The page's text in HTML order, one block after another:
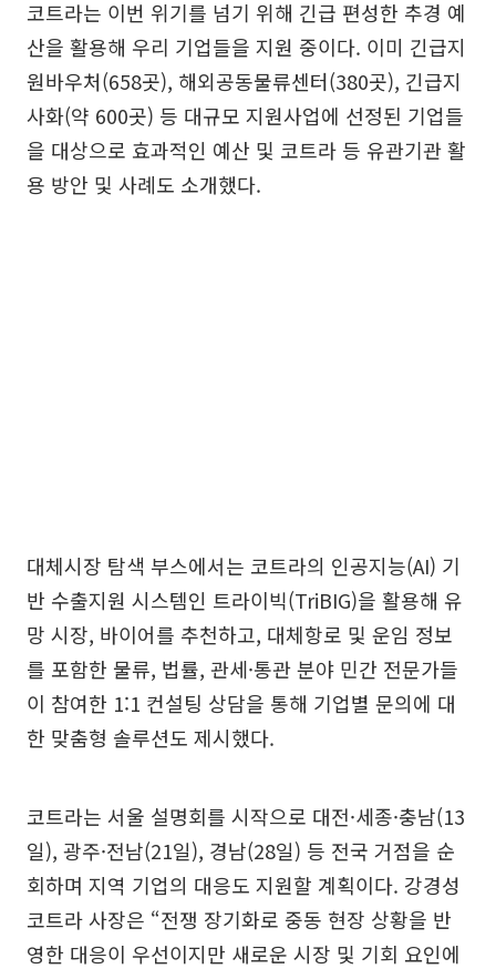
코트라는 이번 위기를 넘기 위해 긴급 편성한 추경 예
산을 활용해 우리 기업들을 지원 중이다. 이미 긴급지
원바우처(658곳), 해외공동물류센터(380곳), 긴급지
사화(약 600곳) 등 대규모 지원사업에 선정된 기업들
을 대상으로 효과적인 예산 및 코트라 등 유관기관 활
용 방안 및 사례도 소개했다.
대체시장 탐색 부스에서는 코트라의 인공지능(AI) 기
반 수출지원 시스템인 트라이빅(TriBIG)을 활용해 유
망 시장, 바이어를 추천하고, 대체항로 및 운임 정보
를 포함한 물류, 법률, 관세·통관 분야 민간 전문가들
이 참여한 1:1 컨설팅 상담을 통해 기업별 문의에 대
한 맞춤형 솔루션도 제시했다.
코트라는 서울 설명회를 시작으로 대전·세종·충남(13
일), 광주·전남(21일), 경남(28일) 등 전국 거점을 순
회하며 지역 기업의 대응도 지원할 계획이다. 강경성
코트라 사장은 “전쟁 장기화로 중동 현장 상황을 반
영한 대응이 우선이지만 새로운 시장 및 기회 요인에